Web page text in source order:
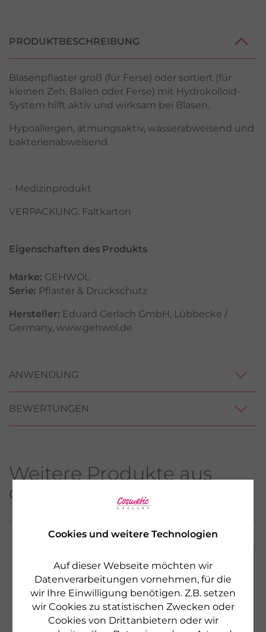
Cookies und weitere Technologien
Auf dieser Webseite möchten wir
Datenverarbeitungen vornehmen, für die
wir Ihre Einwilligung benötigen. Z.B. setzen
wir Cookies zu statistischen Zwecken oder
Cookies von Drittanbietern oder wir
PRODUKTBESCHREIBUNG
Blasenpflaster groß (für Ferse) oder sortiert (für
kleinen Zeh, Ballen oder Ferse) mit Hydrokolloid-
System hilft aktiv und wirksam bei Blasen.
Hypoallergen, atmungsaktiv, wasserabweisend und
bakterienabweisend.
- Medizinprodukt
VERPACKUNG: Faltkarton
Eigenschaften des Produkts
Marke: GEHWOL
Serie: Pflaster & Druckschutz
Hersteller: Eduard Gerlach GmbH, Lübbecke /
Germany, www.gehwol.de
ANWENDUNG
BEWERTUNGEN
Weitere Produkte aus
dieser Serie